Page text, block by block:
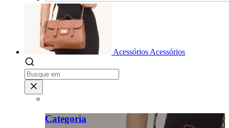
Acessórios Acessórios
Categoria